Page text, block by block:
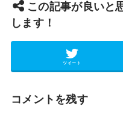
この記事が良いと
します！
ツイート
コメントを残す